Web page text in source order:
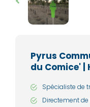
Pyrus
du Comice'
Spécialiste de
Directement